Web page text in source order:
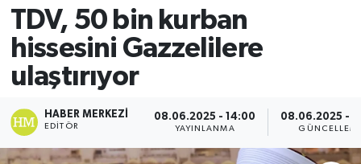
TDV, 50 bin kurban
hissesini Gazzelilere
ulaştırıyor
HABER MERKEZI
EDITÖR
08.06.2025 - 14:00
YAYINLANMA
08.06.2025 -
SPOR